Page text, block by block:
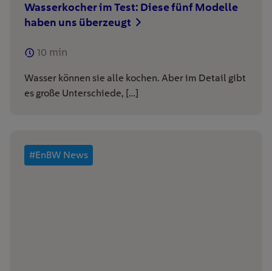
Wasserkocher im Test: Diese fünf Modelle
haben uns überzeugt
10 min
Wasser können sie alle kochen. Aber im Detail gibt
es große Unterschiede, […]
#EnBW News